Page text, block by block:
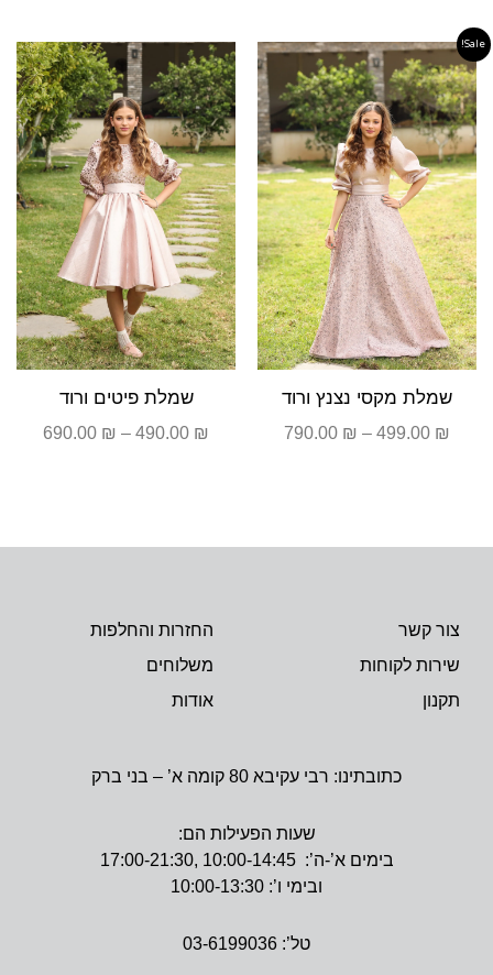
Sale!
שמלת מקסי נצנץ ורוד
499.00 ₪
–
790.00 ₪
טווח
מחירים:
עד
שמלת פיטים ורוד
490.00 ₪
–
690.00 ₪
טווח
עד
צור קשר
שירות לקוחות
תקנון
החזרות והחלפות
משלוחים
אודות
כתובתינו: רבי עקיבא 80 קומה א’ – בני ברק
שעות הפעילות הם:
בימים א’-ה’: 10:00-14:45 ,17:00-21:30
ובימי ו’: 10:00-13:30
טל’: 03-6199036